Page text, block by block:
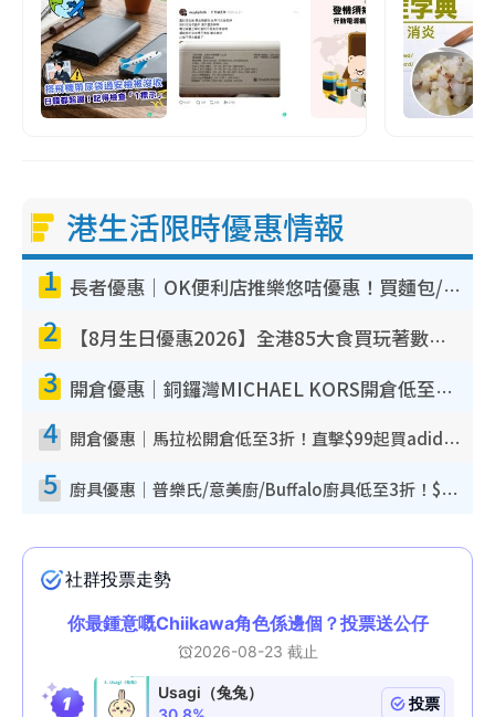
港生活限時優惠情報
1 長者優惠｜OK便利店推樂悠咭優惠！買麵包/牛奶/保健品拍卡即減
2 【8月生日優惠2026】全港85大食買玩著數攻略 自助餐/火鍋放題同行免費＋誠品/DONKI送現金券
3 開倉優惠｜銅鑼灣MICHAEL KORS開倉低至17折！直擊$500起買手袋/銀包/鞋款 必買經典Jet Set系列
4 開倉優惠｜馬拉松開倉低至3折！直擊$99起買adidas／New Balance／Puma鞋款 STANLEY保溫杯劈價至$119起
5 廚具優惠｜普樂氏/意美廚/Buffalo廚具低至3折！$89起買煎鍋／炒鑊／個人鍋 同場小家電激減至$99起